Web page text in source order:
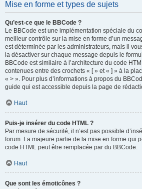
Mise en forme et types de sujets
Qu’est-ce que le BBCode ?
Le BBCode est une implémentation spéciale du
meilleur contrôle sur la mise en forme d’un
est déterminée par les administrateurs, mais il
la désactiver sur chaque message depuis le
BBCode est similaire à l’architecture du code
contenues entre des crochets « [ » et « ] » à la
« > ». Pour plus d’informations à propos du
guide qui est accessible depuis la page de
Haut
Puis-je insérer du code HTML ?
Par mesure de sécurité, il n’est pas possible
forum. La majeure partie de la mise en forme qui
code HTML peut être remplacée par du BBCode.
Haut
Que sont les émoticônes ?